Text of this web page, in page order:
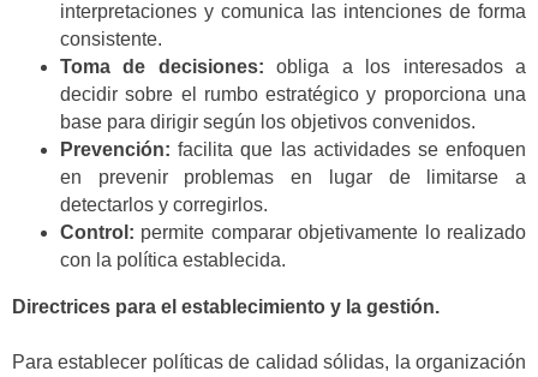
interpretaciones y comunica las intenciones de forma
consistente.
Toma de decisiones: obliga a los interesados a
decidir sobre el rumbo estratégico y proporciona una
base para dirigir según los objetivos convenidos.
Prevención: facilita que las actividades se enfoquen
en prevenir problemas en lugar de limitarse a
detectarlos y corregirlos.
Control: permite comparar objetivamente lo realizado
con la política establecida.
Directrices para el establecimiento y la gestión.
Para establecer políticas de calidad sólidas, la organización